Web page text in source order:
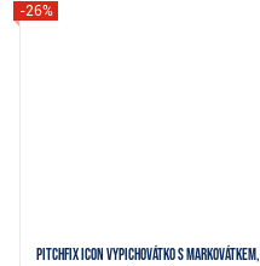
Pitchfix Icon vypichovátko s markovátkem,
-26%